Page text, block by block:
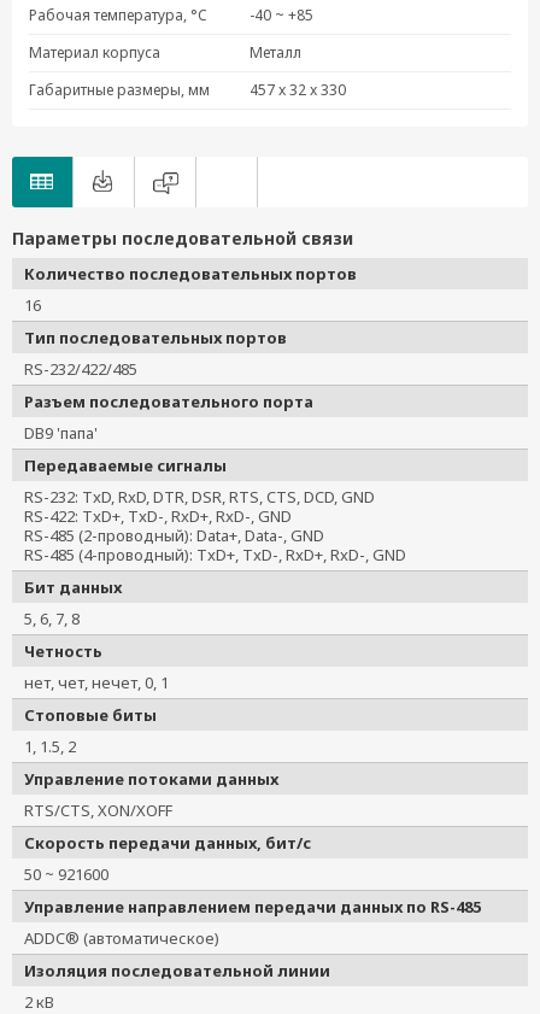
Рабочая температура, °C
-40 ~ +85
Материал корпуса
Металл
Габаритные размеры, мм
457 x 32 x 330
Параметры последовательной связи
Количество последовательных портов
16
Тип последовательных портов
RS-232/422/485
Разъем последовательного порта
DB9 'папа'
Передаваемые сигналы
RS-232: TxD, RxD, DTR, DSR, RTS, CTS, DCD, GND
RS-422: TxD+, TxD-, RxD+, RxD-, GND
RS-485 (2-проводный): Data+, Data-, GND
RS-485 (4-проводный): TxD+, TxD-, RxD+, RxD-, GND
Бит данных
5, 6, 7, 8
Четность
нет, чет, нечет, 0, 1
Стоповые биты
1, 1.5, 2
Управление потоками данных
RTS/CTS, XON/XOFF
Скорость передачи данных, бит/с
50 ~ 921600
Управление направлением передачи данных по RS-485
ADDC® (автоматическое)
Изоляция последовательной линии
2 кВ